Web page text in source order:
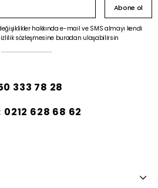
Abone ol
hakkında e-mail ve SMS almayı kendi
sözleşmesine buradan ulaşabilirsin
333 78 28
0212 628 68 62